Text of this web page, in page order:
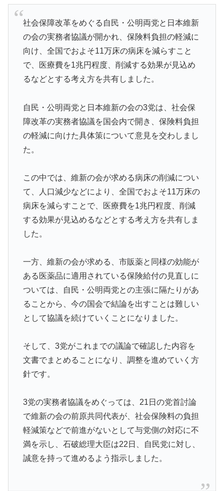
社会保障改革をめぐる自民・公明両党と日本維新
の会の実務者協議が開かれ、保険料負担の軽減に
向け、全国でおよそ11万床の病床を減らすこと
で、医療費を1兆円程度、削減する効果が見込め
るなどとする考え方を共有しました。
自民・公明両党と日本維新の会の3党は、社会保
障改革の実務者協議を国会内で開き、保険料負担
の軽減に向けた具体策について意見を交わしまし
た。
この中では、維新の会が求める病床の削減につい
て、人口減少などにより、全国でおよそ11万床の
病床を減らすことで、医療費を1兆円程度、削減
する効果が見込めるなどとする考え方を共有しま
した。
一方、維新の会が求める、市販薬と同様の効能が
ある医薬品に適用されている保険給付の見直しに
ついては、自民・公明両党との主張に隔たりがあ
ることから、今の国会で結論を出すことは難しい
として協議を続けていくことになりました。
そして、3党がこれまでの議論で確認した内容を
文書でまとめることになり、調整を進めていく方
針です。
3党の実務者協議をめぐっては、21日の党首討論
で維新の会の前原共同代表が、社会保険料の負担
軽減策などで前進がないとして与党側の対応に不
満を示し、石破総理大臣は22日、自民党に対し、
誠意を持って進めるよう指示しました。